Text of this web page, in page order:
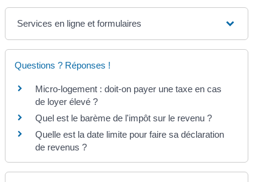
Services en ligne et formulaires
Questions ? Réponses !
Micro-logement : doit-on payer une taxe en cas
de loyer élevé ?
Quel est le barème de l'impôt sur le revenu ?
Quelle est la date limite pour faire sa déclaration
de revenus ?